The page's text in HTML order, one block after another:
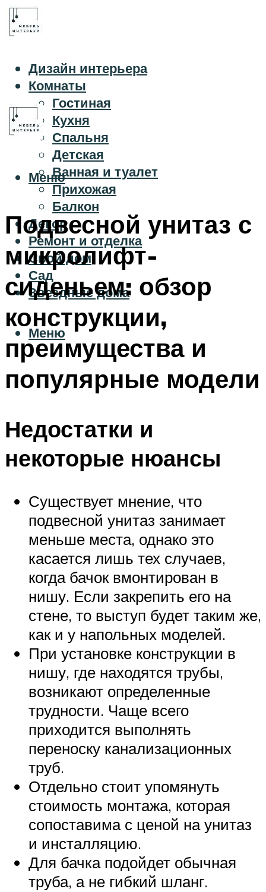
Дизайн интерьера
Комнаты
Гостиная
Кухня
Спальня
Детская
Ванная и туалет
Прихожая
Балкон
Декор
Ремонт и отделка
Свой дом
Сад
Звездные дома
Меню
Меню
Подвесной унитаз с
микролифт-
сиденьем: обзор
конструкции,
преимущества и
популярные модели
Недостатки и
некоторые нюансы
Существует мнение, что
подвесной унитаз занимает
меньше места, однако это
касается лишь тех случаев,
когда бачок вмонтирован в
нишу. Если закрепить его на
стене, то выступ будет таким же,
как и у напольных моделей.
При установке конструкции в
нишу, где находятся трубы,
возникают определенные
трудности. Чаще всего
приходится выполнять
переноску канализационных
труб.
Отдельно стоит упомянуть
стоимость монтажа, которая
сопоставима с ценой на унитаз
и инсталляцию.
Для бачка подойдет обычная
труба, а не гибкий шланг.